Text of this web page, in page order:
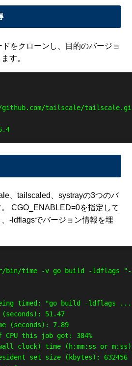
をクローンし、目的のバージョ
す。
tailscale/
、tailscaled、systrayの3つのバ
CGO_ENABLED=0を指定して
-ldflagsでバージョン情報を埋
/usr/bin/time -v go build -
timed: "go build -ldflags
51.47
(seconds): 7.89
CPU this job got: 384%
clock) time (h:mm:ss or
set size (kbytes): 632456